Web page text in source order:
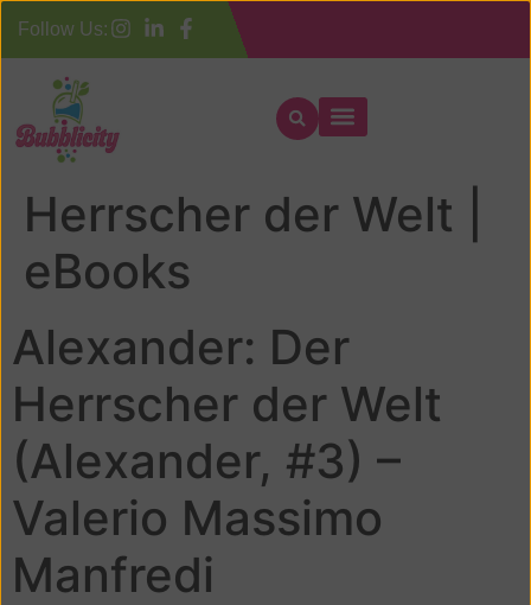
Follow Us:
Alexander: Der
Herrscher der Welt |
eBooks
Alexander: Der
Herrscher der Welt
(Alexander, #3) –
Valerio Massimo
Manfredi